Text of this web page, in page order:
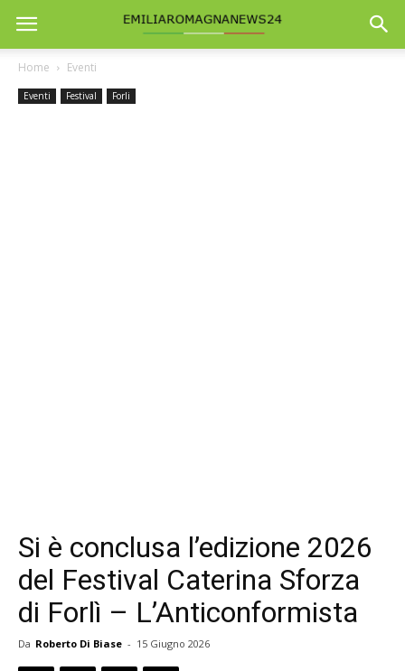
Home Eventi
Eventi Festival Forli
Si è conclusa l’edizione 2026
del Festival Caterina Sforza
di Forlì – L’Anticonformista
Da Roberto Di Biase - 15 Giugno 2026